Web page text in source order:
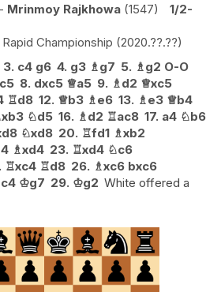
- Mrinmoy Rajkhowa 1547
1/2-
Championship 2020.??.??
3. c4 g6 4. g3 ♗g7 5. ♗g2 O-O
c5 8. dxc5 ♕a5 9. ♗d2 ♕xc5
♖d8 12. ♕b3 ♗e6 13. ♗e3 ♕b4
xb3 ♘d5 16. ♗d2 ♖ac8 17. a4 ♘b6
♘xd8 20. ♖fd1 ♗xb2
♗xd4 23. ♖xd4 ♘c6
♖xc4 ♖d8 26. ♗xc6 bxc6
c4 ♔g7 29. ♔g2 White offered a